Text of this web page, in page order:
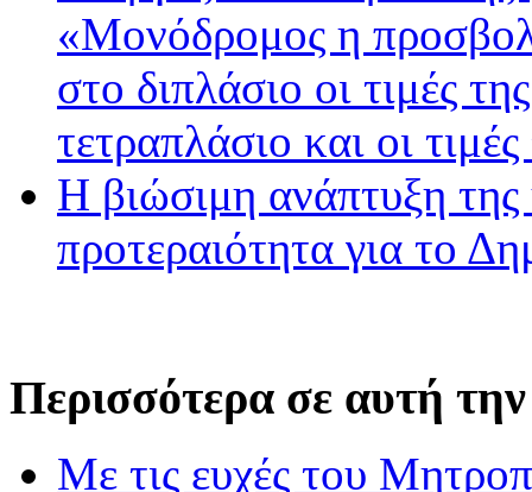
«Μονόδρομος η
στο διπλάσιο οι τιμές
τετραπλάσιο και οι
Η βιώσιμη ανάπτυξη της
προτεραιότητα για το
Περισσότερα σε αυτή
Με τις ευχές του